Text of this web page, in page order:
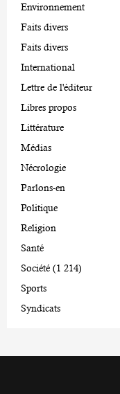
Environnement
Faits divers
Faits divers
International
Lettre de l'éditeur
Libres propos
Littérature
Médias
Nécrologie
Parlons-en
Politique
Religion
Santé
Société (1 214)
Sports
Syndicats